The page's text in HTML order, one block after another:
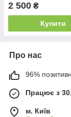
2 500 ₴
Купити
Про нас
96%
Працює з
м. Київ